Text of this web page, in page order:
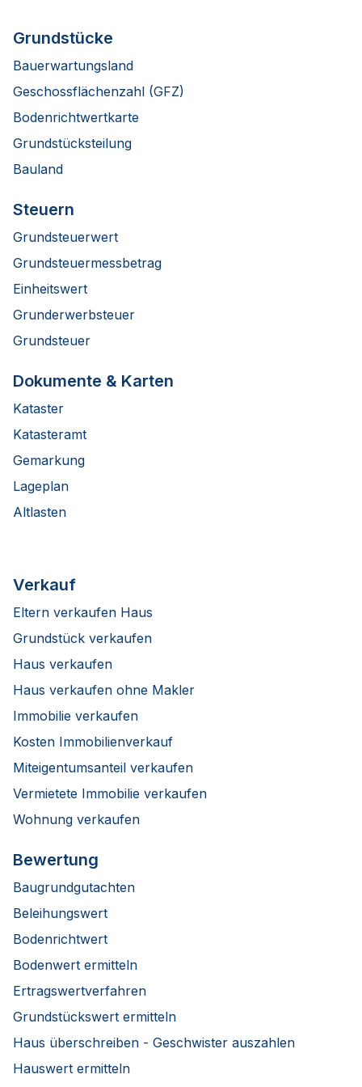
Grundstücke
Bauerwartungsland
Geschossflächenzahl (GFZ)
Bodenrichtwertkarte
Grundstücksteilung
Bauland
Steuern
Grundsteuerwert
Grundsteuermessbetrag
Einheitswert
Grunderwerbsteuer
Grundsteuer
Dokumente & Karten
Kataster
Katasteramt
Gemarkung
Lageplan
Altlasten
Verkauf
Eltern verkaufen Haus
Grundstück verkaufen
Haus verkaufen
Haus verkaufen ohne Makler
Immobilie verkaufen
Kosten Immobilienverkauf
Miteigentumsanteil verkaufen
Vermietete Immobilie verkaufen
Wohnung verkaufen
Bewertung
Baugrundgutachten
Beleihungswert
Bodenrichtwert
Bodenwert ermitteln
Ertragswertverfahren
Grundstückswert ermitteln
Haus überschreiben - Geschwister auszahlen
Hauswert ermitteln